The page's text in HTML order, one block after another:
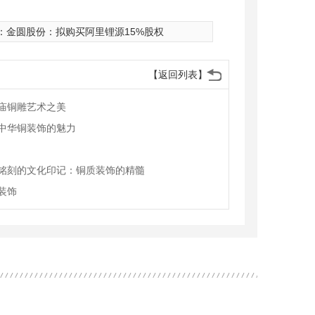
金圆股份：拟购买阿里锂源15%股权
【返回列表】
铜雕艺术之美
华铜装饰的魅力
刻的文化印记：铜质装饰的精髓
饰